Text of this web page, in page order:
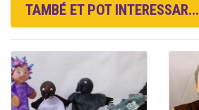
TAMBÉ ET POT INTERESSAR...